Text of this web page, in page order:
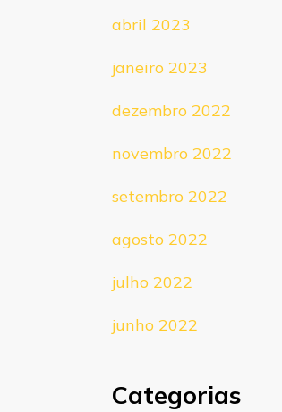
abril 2023
janeiro 2023
dezembro 2022
novembro 2022
setembro 2022
agosto 2022
julho 2022
junho 2022
Categorias